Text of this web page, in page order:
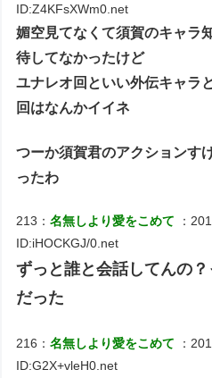
ID:Z4KFsXWm0.net
媚空見てなくて須賀のキャラ
待してなかったけど
ユナレオ回といい外伝キャラ
回はなんかイイネ
つーか須賀君のアクションす
ったわ
213：名無しより愛をこめて
：
ID:iHOCKGJ/0.net
ずっと誰と会話してんの
だった
216：名無しより愛をこめて
：
ID:G2X+vleH0.net